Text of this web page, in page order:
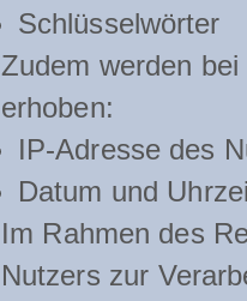
Schlüsselwörter
Zudem werden
erhoben:
IP-Adresse des
Datum und
Im Rahmen des
Nutzers zur